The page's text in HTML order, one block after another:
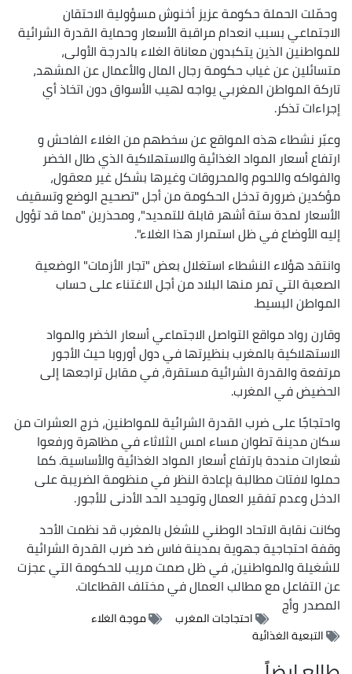
وحمّلت الحملة حكومة عزيز أخنوش مسؤولية الاحتقان
الاجتماعي بسبب انعدام مراقبة الأسعار وحماية القدرة الشرائية
للمواطنين الذين يتكبدون معاناة الغلاء بالدرجة الأولى،
متسائلين عن غياب حكومة رجال المال والأعمال عن المشهد،
تاركة المواطن المغربي يواجه لهيب الأسواق دون اتخاذ أي
إجراءات تذكر.
وعبّر نشطاء هذه المواقع عن سخطهم من الغلاء الفاحش و
ارتفاع أسعار المواد الغذائية والاستهلاكية الذي طال الخضر
والفواكه واللحوم والمحروقات وغيرها بشكل غير معقول،
مؤكدين ضرورة تدخل الحكومة من أجل "تصحيح الوضع وتسقيف
الأسعار لمدة ستة أشهر قابلة للتمديد"، ومحذرين "مما قد تؤول
إليه الأوضاع في ظل استمرار هذا الغلاء".
وانتقد هؤلاء النشطاء استغلال بعض "تجار الأزمات" الوضعية
الصعبة التي تمر منها البلاد من أجل الاغتناء على حساب
المواطن البسيط.
وقارن رواد مواقع التواصل الاجتماعي أسعار الخضر والمواد
الاستهلاكية بالمغرب بنظيرتها في دول أوروبا حيث الأجور
مرتفعة والقدرة الشرائية مستقرة، في مقابل تراجعها إلى
الحضيض في المغرب.
واحتجاجًا على ضرب القدرة الشرائية للمواطنين، خرج العشرات من
سكان مدينة تطوان مساء امس الثلاثاء في مظاهرة ورفعوا
شعارات منددة بارتفاع أسعار المواد الغذائية والأساسية. كما
حملوا لافتات مطالبة بإعادة النظر في منظومة الضريبة على
الدخل وعدم تفقير العمال وتوحيد الحد الأدنى للأجور.
وكانت نقابة الاتحاد الوطني للشغل بالمغرب قد نظمت الأحد
وقفة احتجاجية جهوية بمدينة فاس ضد ضرب القدرة الشرائية
للشغيلة والمواطنين، في ظل صمت مريب للحكومة التي عجزت
عن التفاعل مع مطالب العمال في مختلف القطاعات.
المصدروأج
احتجاجات المغرب
موجة الغلاء
التبعية الغذائية